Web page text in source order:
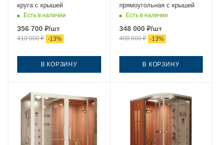
круга с крышей
Есть в наличии
356 700 ₽/шт
410 000₽ -13%
В КОРЗИНУ
прямоугольная с крышей
Есть в наличии
348 000₽/шт
400 000₽ -13%
В КОРЗИНУ